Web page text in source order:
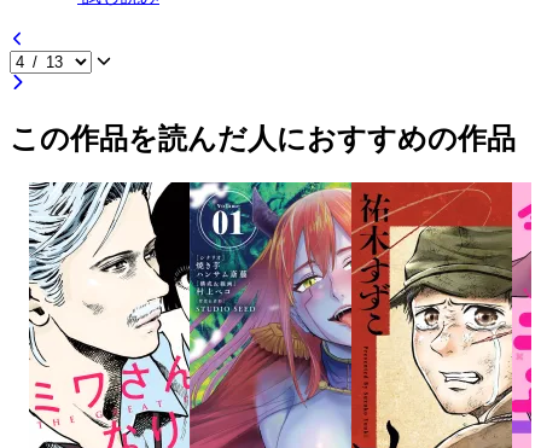
この作品を読んだ人におすすめの作品